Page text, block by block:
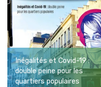
Inégalités et Covid-19 :
double peine pour les
quartiers populaires